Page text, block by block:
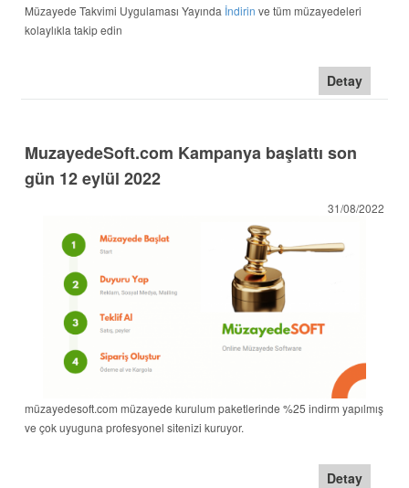
Müzayede Takvimi Uygulaması Yayında İndirin ve tüm müzayedeleri
kolaylıkla takip edin
Detay
MuzayedeSoft.com Kampanya başlattı son
gün 12 eylül 2022
31/08/2022
müzayedesoft.com müzayede kurulum paketlerinde %25 indirm yapılmış
ve çok uyuguna profesyonel sitenizi kuruyor.
Detay